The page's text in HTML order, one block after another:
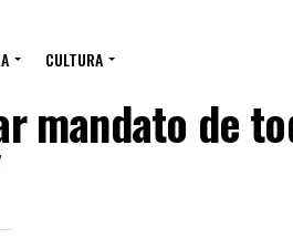
CULTURA
mandato de